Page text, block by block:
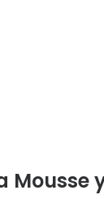
Mousse